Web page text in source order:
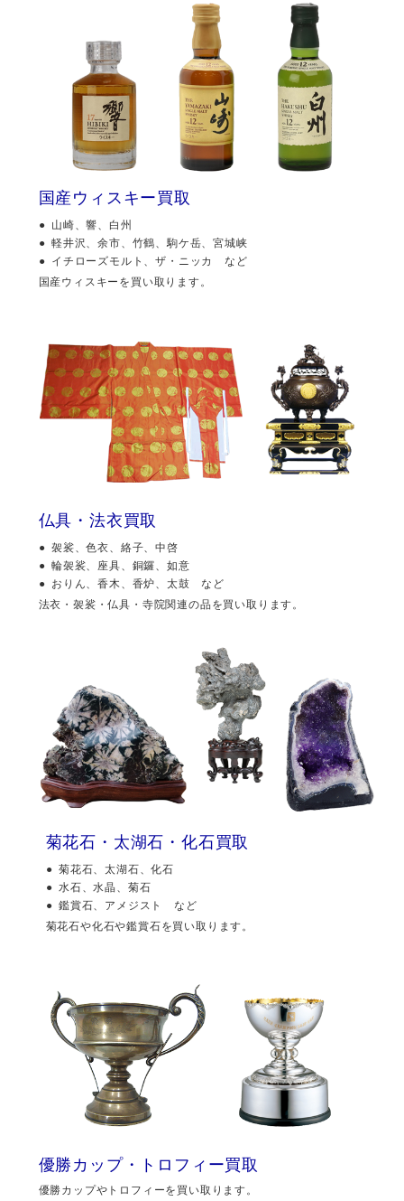
国産ウィスキー買取
山崎、響、白州
軽井沢、余市、竹鶴、駒ケ岳、宮城峡
イチローズモルト、ザ・ニッカ など
国産ウィスキーを買い取ります。
仏具・法衣買取
袈裟、色衣、絡子、中啓
輪袈裟、座具、銅鑼、如意
おりん、香木、香炉、太鼓 など
法衣・袈裟・仏具・寺院関連の品を買い取ります。
菊花石・太湖石・化石買取
菊花石、太湖石、化石
水石、水晶、菊石
鑑賞石、アメジスト など
菊花石や化石や鑑賞石を買い取ります。
優勝カップ・トロフィー買取
優勝カップやトロフィーを買い取ります。